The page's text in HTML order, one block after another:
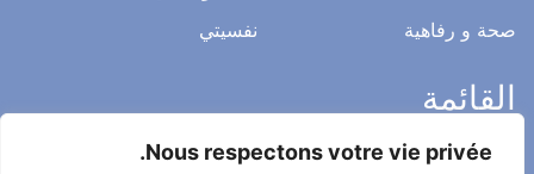
Nous respectons votre vie privée.
صحة و رفاهية
نفسيتي
القائمة
ميثاق التحرير